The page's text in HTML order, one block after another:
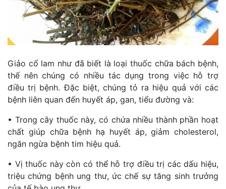
Giảo cổ lam như đã biết là loại thuốc chữa bách bệnh,
thế nên chúng có nhiều tác dụng trong việc hỗ trợ
điều trị bệnh. Đặc biệt, chúng tỏ ra hiệu quả với các
bệnh liên quan đến huyết áp, gan, tiểu đường và:
• Trong cây thuốc này, có chứa nhiều thành phần hoạt
chất giúp chữa bệnh hạ huyết áp, giảm cholesterol,
ngăn ngừa bệnh tim hiệu quả.
• Vị thuốc này còn có thể hỗ trợ điều trị các dấu hiệu,
triệu chứng bệnh ung thư, ức chế sự tăng sinh trưởng